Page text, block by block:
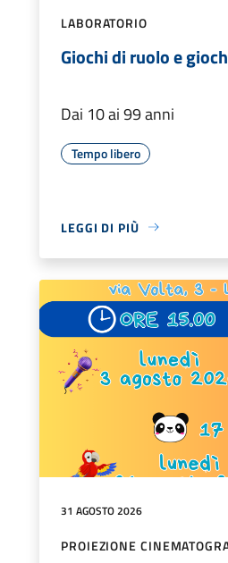
LABORATORIO
Giochi di ruolo e
Dai 10 ai 99 anni
Tempo libero
LEGGI DI PIÙ
31 AGOSTO 2026
PROIEZIONE